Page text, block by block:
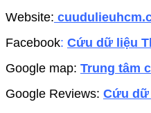
Website:
Facebook: Cứu dữ liệu
Google map: Trung tâm
Google Reviews: Cứu dữ